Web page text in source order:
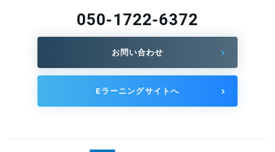
050-1722-6372
お問い合わせ
Eラーニングサイトへ